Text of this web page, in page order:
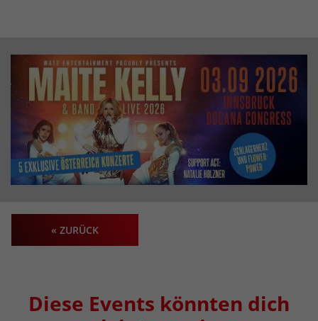
« ZURÜCK
Diese Events könnten dich